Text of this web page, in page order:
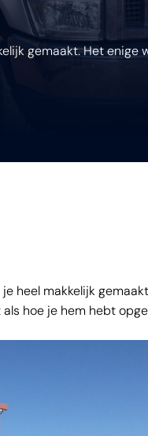
gemaakt. Het enige
heel makkelijk
hoe je hem hebt